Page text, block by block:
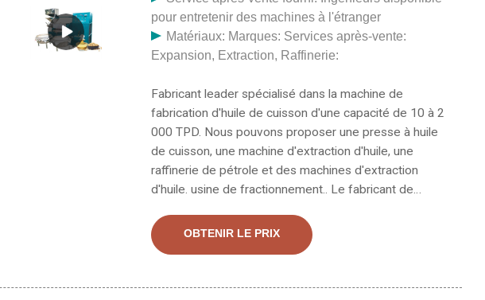
pour entretenir des machines à l'étranger
Matériaux: Marques: Services après-vente:
Expansion, Extraction, Raffinerie:
Fabricant leader spécialisé dans la machine de
fabrication d'huile de cuisson d'une capacité de 10 à 2
000 TPD. Nous pouvons proposer une presse à huile
de cuisson, une machine d'extraction d'huile, une
raffinerie de pétrole et des machines d'extraction
d'huile. usine de fractionnement.. Le fabricant de
cuisson de haute qualité. La presse à huile de cuisson,
la presse à huile automatique à température contrôlée,
usine à bas prix.
OBTENIR LE PRIX